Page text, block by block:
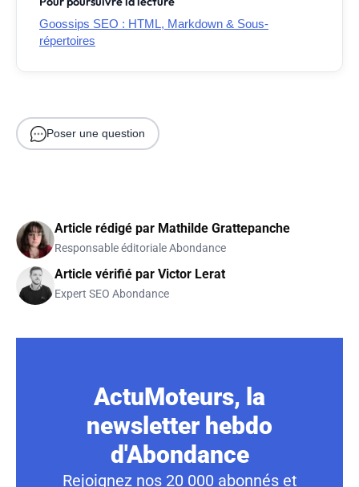
Goossips SEO : HTML, Markdown & Sous-
répertoires
Poser une question
Article rédigé par Mathilde Grattepanche
Responsable éditoriale Abondance
Article vérifié par Victor Lerat
Expert SEO Abondance
ActuMoteurs, la
newsletter hebdo
d'Abondance
Rejoignez nos 20 000 abonnés et